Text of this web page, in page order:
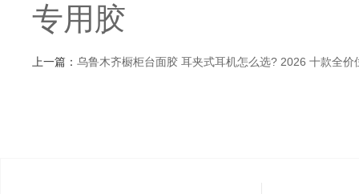
专用胶
上一篇： 乌鲁木齐橱柜台面胶 耳夹式耳机怎么选? 2026 十款全价